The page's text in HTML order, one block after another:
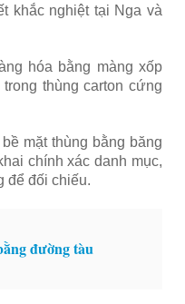
khắc nghiệt tại Nga và
hóa bằng màng xốp
thùng carton cứng
mặt thùng bằng băng
chính xác danh mục,
để đối chiếu.
đường tàu